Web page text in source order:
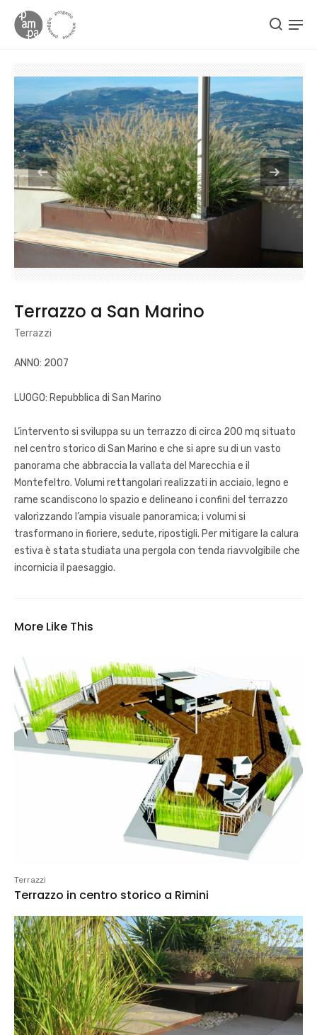
Terrazzo a San Marino
Terrazzi
ANNO: 2007
LUOGO: Repubblica di San Marino
L’intervento si sviluppa su un terrazzo di circa 200 mq situato
nel centro storico di San Marino e che si apre su di un vasto
panorama che abbraccia la vallata del Marecchia e il
Montefeltro. Volumi rettangolari realizzati in acciaio, legno e
rame scandiscono lo spazio e delineano i confini del terrazzo
valorizzando l’ampia visuale panoramica; i volumi si
trasformano in fioriere, sedute, ripostigli. Per mitigare la calura
estiva è stata studiata una pergola con tenda riavvolgibile che
incornicia il paesaggio.
More Like This
Terrazzi
Terrazzo in centro storico a Rimini